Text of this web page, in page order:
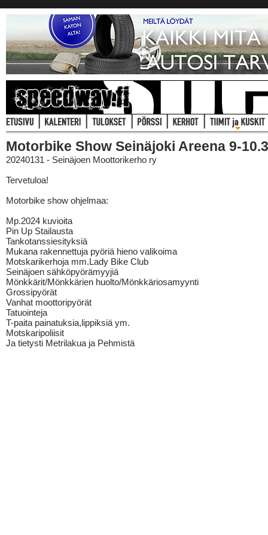
Motorbike Show Seinäjoki Areena 9-
20240131 - Seinäjoen Moottorikerho ry
Tervetuloa!
Motorbike show ohjelmaa:
Mp.2024 kuvioita
Pin Up Stailausta
Tankotanssiesityksiä
Mukana rakennettuja pyöriä hieno valikoima
Motskarikerhoja mm.Lady Bike Club
Seinäjoen sähköpyörämyyjiä
Mönkkärit/Mönkkärien huolto/Mönkkäriosamyynti
Grossipyörät
Vanhat moottoripyörät
Tatuointeja
T-paita painatuksia,lippiksiä ym.
Motskaripoliisit
Ja tietysti Metrilakua ja Pehmistä